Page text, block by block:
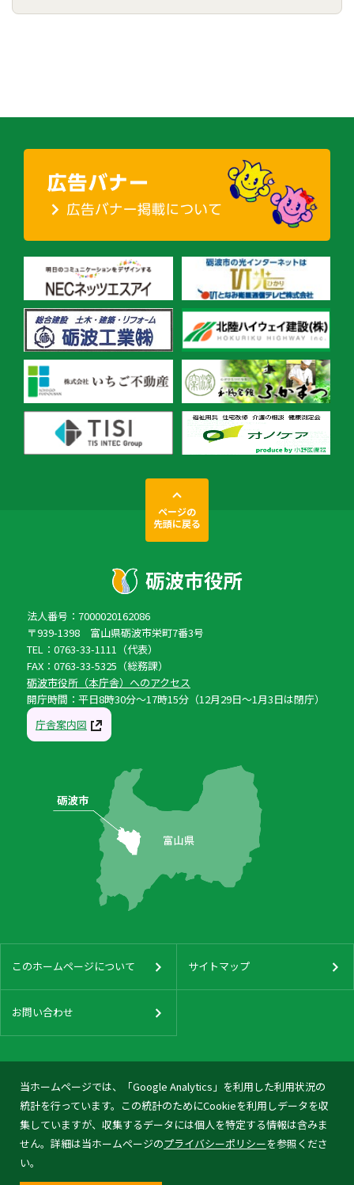
当ホームページでは、「Google Analytics」を利用した利用状況の
統計を行っています。この統計のためにCookieを利用しデータを収
集していますが、収集するデータには個人を特定する情報は含みま
せん。詳細は当ホームページのプライバシーポリシーを参照くださ
い。
ページの
先頭に戻る
法人番号：7000020162086
〒939-1398 富山県砺波市栄町7番3号
TEL：0763-33-1111（代表）
FAX：0763-33-5325（総務課）
砺波市役所（本庁舎）へのアクセス
開庁時間：平日8時30分〜17時15分（12月29日〜1月3日は閉庁）
庁舎案内図
このホームページについて サイトマップ
お問い合わせ